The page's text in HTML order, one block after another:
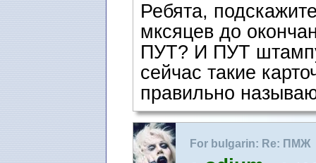
Ребята,
мксяцев до
ПУТ? И ПУТ
сейчас такие
правильно
For bulgarin: Re: ПМЖ